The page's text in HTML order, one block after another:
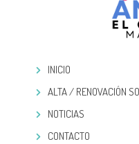
INICIO
ALTA / RENOVACIÓN
NOTICIAS
CONTACTO